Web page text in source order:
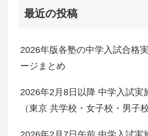
最近の投稿
2026年版各塾の中学入試合格
ージまとめ
2026年2月8日以降 中学入試実
（東京 共学校・女子校・男子校